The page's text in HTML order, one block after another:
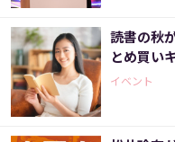
読書の秋
とめ買い
イベント